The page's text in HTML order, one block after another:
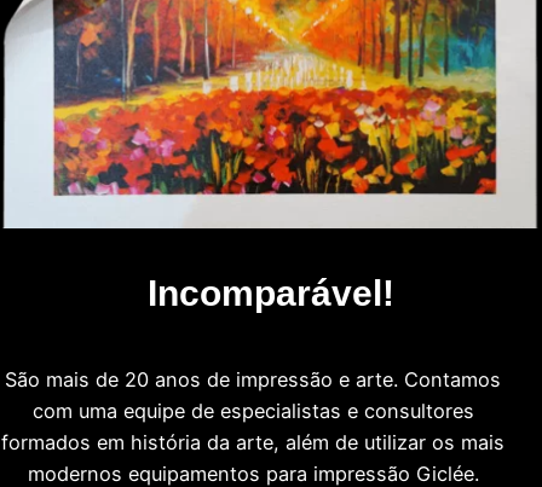
Incomparável!
São mais de 20 anos de impressão e arte. Contamos
com uma equipe de especialistas e consultores
formados em história da arte, além de utilizar os mais
modernos equipamentos para impressão Giclée.